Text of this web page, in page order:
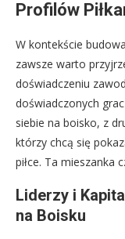
Profilów
W kontekście
zawsze warto
doświadczeniu
doświadczonych
siebie na boisko, z
którzy chcą się
piłce. Ta mieszanka
Liderzy i
na Boisku